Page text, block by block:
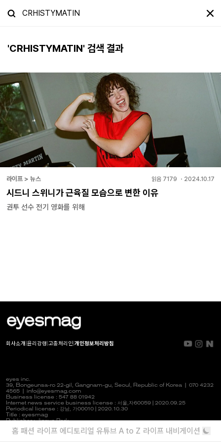
'CRHISTYMATIN' 검색 결과
라이프 > 뉴스 읽음 7179 ・ 2024.10.17
시드니 스위니가 근육질 모습으로 변한 이유
권투 선수 전기 영화를 위해
회사소개 윤리강령 고충처리인 개인정보처리방침
eyes inc.
39, Bongeunsa-ro 22-gil, Gangnam-gu, Seoul, Republic of Korea | 070 4232
4565
info@eyesmag.com
Business license : 547 88 01942
Internet news service business license : 서울,자60059 | 2020.09.25
Periodical license : 강남, 가00010 | 2020.10.30
Title : eyesmag
Publisher : Jinpyo Park
News manager & Editorial officer : Youlim Heo
홈 패션 라이프 에디토리얼 유튜브 A to Z 라이프 내비게이션